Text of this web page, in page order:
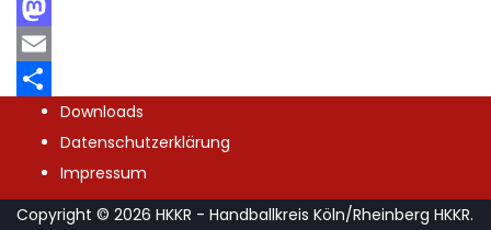
Facebook
Mastodon
Email
TeilenDownloads
Datenschutzerklärung
Impressum
Copyright © 2026 HKKR - Handballkreis Köln/Rheinberg HKKR.